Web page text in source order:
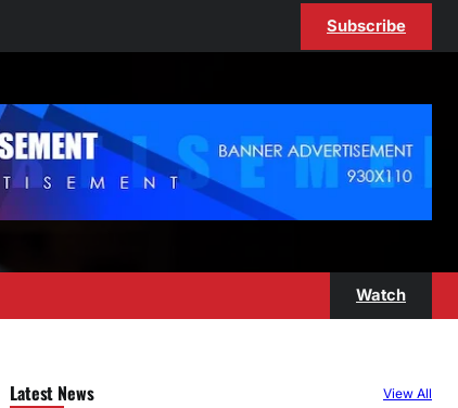
Subscribe
Watch
Latest News View All